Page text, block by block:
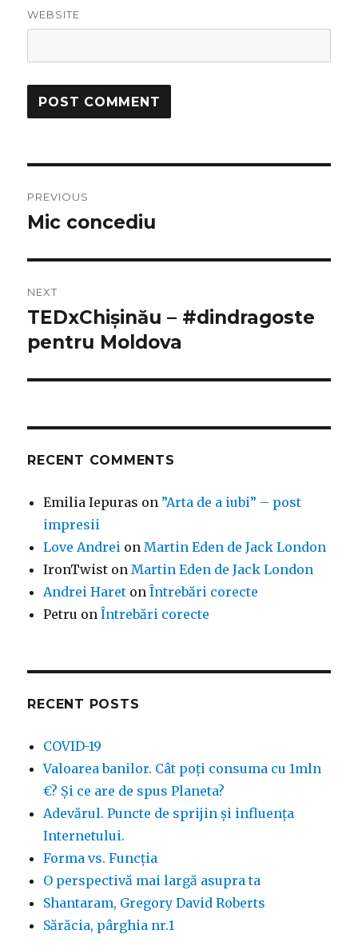
WEBSITE
navigation
PREVIOUS
Previous
Mic concediu
NEXT
Next
post:
TEDxChișinău – #dindragoste
pentru Moldova
RECENT COMMENTS
Emilia Iepuras on ”Arta de a iubi” – post
impresii
Love Andrei onMartin Eden de Jack London
IronTwist onMartin Eden de Jack London
Andrei Haret onÎntrebări corecte
Petru onÎntrebări corecte
RECENT POSTS
COVID-19
Valoarea banilor. Cât poți consuma cu 1mln
€? Și ce are de spus Planeta?
Adevărul. Puncte de sprijin și influența
Internetului.
Forma vs. Funcția
O perspectivă mai largă asupra ta
Shantaram, Gregory David Roberts
Sărăcia, pârghia nr.1